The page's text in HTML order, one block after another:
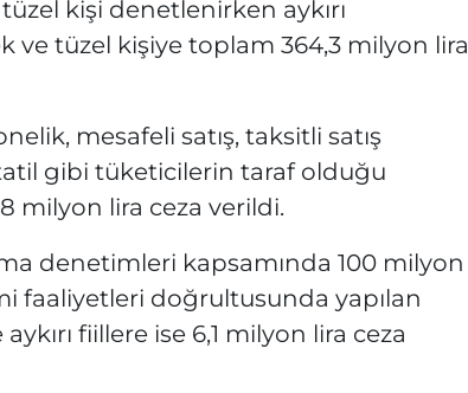
kişi denetlenirken aykırı
ve tüzel kişiye toplam 364,3 milyon lira
mesafeli satış, taksitli satış
gibi tüketicilerin taraf olduğu
milyon lira ceza verildi.
denetimleri kapsamında 100 milyon
faaliyetleri doğrultusunda yapılan
fiillere ise 6,1 milyon lira ceza